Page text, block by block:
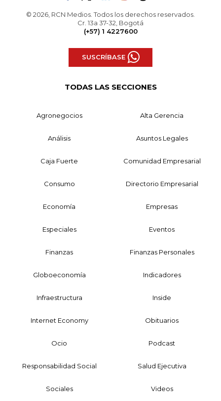
© 2026, RCN Medios. Todos los derechos reservados.
Cr. 13a 37-32, Bogotá
(+57) 1 4227600
SUSCRÍBASE
TODAS LAS SECCIONES
Agronegocios Alta Gerencia
Análisis Asuntos Legales
Caja Fuerte Comunidad Empresarial
Consumo Directorio Empresarial
Economía Empresas
Especiales Eventos
Finanzas Finanzas Personales
Globoeconomía Indicadores
Infraestructura Inside
Internet Economy Obituarios
Ocio Podcast
Responsabilidad Social Salud Ejecutiva
Sociales Videos